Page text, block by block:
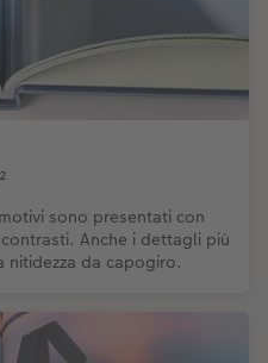
sono presentati con
Anche i dettagli più
da capogiro.